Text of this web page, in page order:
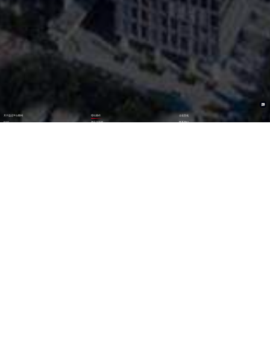
关于益达平台数码 理论著作 企业文化
ESG 资讯与活动 联系我们